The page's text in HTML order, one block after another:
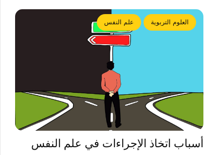
العلوم التربوية علم النفس
أسباب اتخاذ الإجراءات في علم النفس